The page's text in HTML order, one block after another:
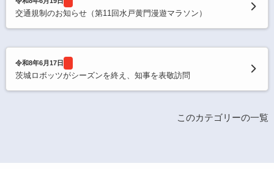
交通規制のお知らせ（第11回水戸黄門漫遊マラソン）
令和8年6月17日
茨城ロボッツがシーズンを終え、知事を表敬訪問
このカテゴリーの一覧